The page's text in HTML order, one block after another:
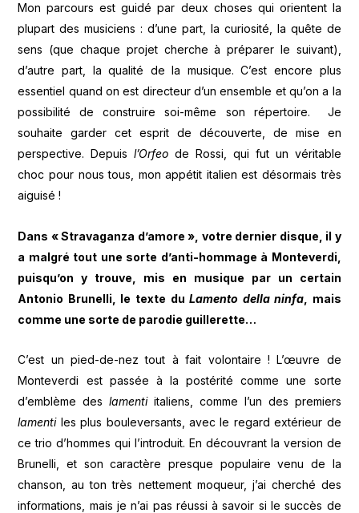
Mon parcours est guidé par deux choses qui orientent la
plupart des musiciens : d’une part, la curiosité, la quête de
sens (que chaque projet cherche à préparer le suivant),
d’autre part, la qualité de la musique. C’est encore plus
essentiel quand on est directeur d’un ensemble et qu’on a la
possibilité de construire soi-même son répertoire. Je
souhaite garder cet esprit de découverte, de mise en
perspective. Depuisl’Orfeo de Rossi, qui fut un véritable
choc pour nous tous, mon appétit italien est désormais très
aiguisé !
Dans «Stravaganza d’amore » , votre dernier disque, il y
a malgré tout une sorte d’anti-hommage à Monteverdi,
puisqu’on y trouve, mis en musique par un certain
Antonio Brunelli, le texte duLamento della ninfa , mais
comme une sorte de parodie guillerette…
C’est un pied-de-nez tout à fait volontaire ! L’œuvre de
Monteverdi est passée à la postérité comme une sorte
d’emblème deslamentiitaliens, comme l’un des premiers
lamenti les plus bouleversants, avec le regard extérieur de
ce trio d’hommes qui l’introduit. En découvrant la version de
Brunelli, et son caractère presque populaire venu de la
chanson, au ton très nettement moqueur, j’ai cherché des
informations, mais je n’ai pas réussi à savoir si le succès de